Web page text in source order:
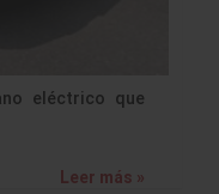
eléctrico que
Leer más »